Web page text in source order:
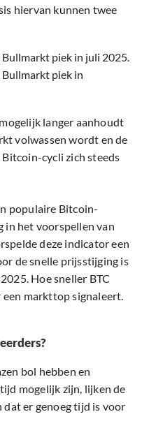
hiervan kunnen twee
Bullmarkt piek in juli 2025.
Bullmarkt piek in
langer aanhoudt
volwassen wordt en de
cycli zich steeds
populaire Bitcoin-
in het voorspellen van
deze indicator een
de snelle prijsstijging is
Hoe sneller BTC
markttop signaleert.
bol hebben en
mogelijk zijn, lijken de
er genoeg tijd is voor